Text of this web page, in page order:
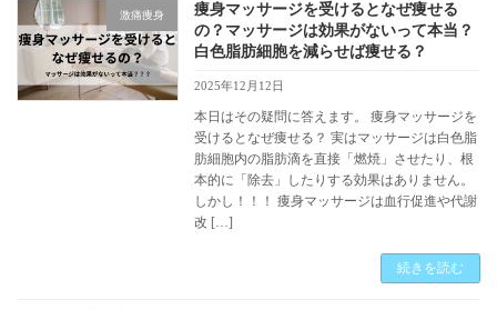
激痛痩身
痩身マッサージを受けるとなぜ痩せる
の？マッサージは効果がないって本当？
白色脂肪細胞を減らせば痩せる？
2025年12月12日
本日はその疑問に答えます。 痩身マッサージを
受けるとなぜ痩せる？ 実はマッサージは白色脂
肪細胞内の脂肪滴を直接「燃焼」させたり、根
本的に「除去」したりする効果はありません。
しかし！！！ 痩身マッサージは血行促進や代謝
改 […]
続きを読む